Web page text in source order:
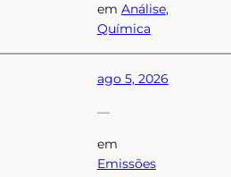
em Análise,
Química
ago 5, 2026
—
em
Emissões